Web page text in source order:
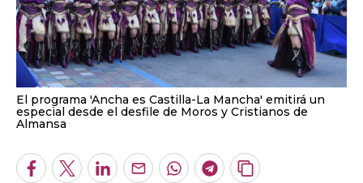
El programa 'Ancha es Castilla-La Mancha' emitirá un
especial desde el desfile de Moros y Cristianos de
Almansa
Facebook
TwitterLinkedInEnviarWhatsapp
Telegram
Copiar